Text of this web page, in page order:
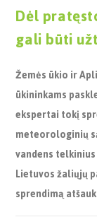
Dėl
gali būti
Žemės ūkio ir
ūkininkams
ekspertai tokį
meteorologinių
vandens
Lietuvos žaliųjų
sprendimą